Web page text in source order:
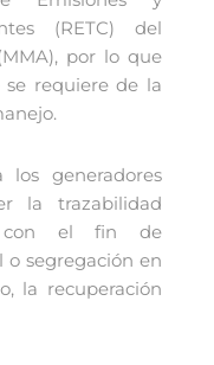
(RETC) del
por lo que
se requiere de la
generadores
la trazabilidad
con el fin de
segregación en
la recuperación